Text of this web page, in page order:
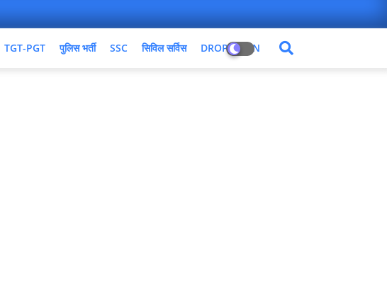
TGT-PGT पुलिस भर्ती SSC सिविल सर्विस DROPDOWN